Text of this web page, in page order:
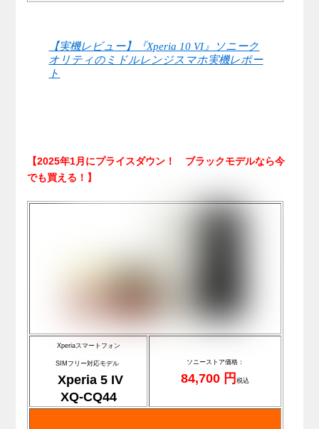
【実機レビュー】『Xperia 10 VI』ソニーク
オリティのミドルレンジスマホ実機レポー
ト
【2025年1月にプライスダウン！ ブラックモデルなら今
でも買える！】
Xperiaスマートフォン
SIMフリー対応モデル
Xperia 5 IV
XQ-CQ44
ソニーストア価格：
84,700 円税込